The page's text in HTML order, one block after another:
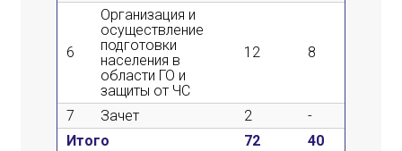
6
Организация и
осуществление
подготовки
населения в
области ГО и
защиты от ЧС
12 8
7 Зачет 2 -
Итого
72 40